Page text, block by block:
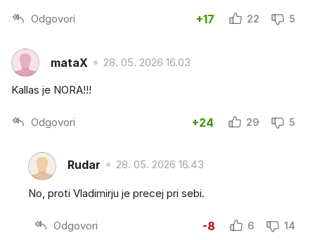
Odgovori +17 22 5
mataX 28. 05. 2026 16.03
Kallas je NORA!!!
Odgovori +24 29 5
Rudar 28. 05. 2026 16.43
No, proti Vladimirju je precej pri sebi.
Odgovori -8 6 14